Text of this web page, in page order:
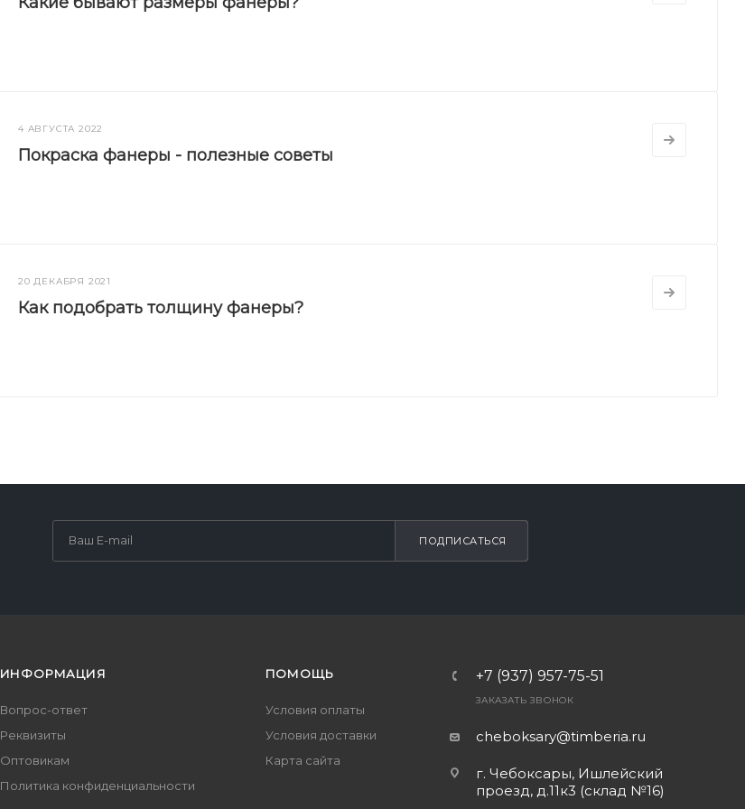
4 АВГУСТА 2022
Покраска фанеры - полезные советы
20 ДЕКАБРЯ 2021
Как подобрать толщину фанеры?
ПОДПИСАТЬСЯ
ИНФОРМАЦИЯ
Вопрос-ответ
Реквизиты
Оптовикам
Политика конфиденциальности
ПОМОЩЬ
Условия оплаты
Условия доставки
Карта сайта
+7 (937) 957-75-51
ЗАКАЗАТЬ ЗВОНОК
cheboksary@timberia.ru
г. Чебоксары, Ишлейский
проезд, д.11к3 (склад №16)